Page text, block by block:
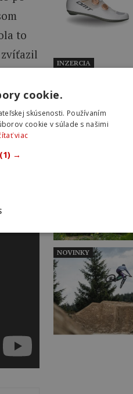
to
INZERCIA
NOVINKY
cookie.
skúsenosti. Používaním
cookie v súlade s našimi
viac
(1) →